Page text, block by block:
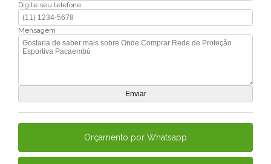
Digite seu telefone
Mensagem
Orçamento por Whatsapp